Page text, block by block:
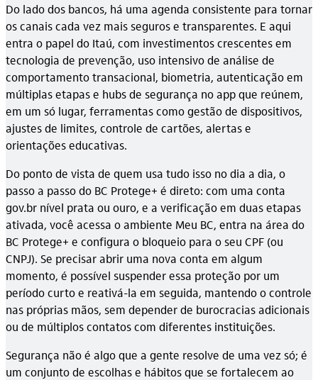
Do lado dos bancos, há uma agenda consistente para tornar
os canais cada vez mais seguros e transparentes. E aqui
entra o papel do Itaú, com investimentos crescentes em
tecnologia de prevenção, uso intensivo de análise de
comportamento transacional, biometria, autenticação em
múltiplas etapas e hubs de segurança no app que reúnem,
em um só lugar, ferramentas como gestão de dispositivos,
ajustes de limites, controle de cartões, alertas e
orientações educativas.
Do ponto de vista de quem usa tudo isso no dia a dia, o
passo a passo do BC Protege+ é direto: com uma conta
gov.br nível prata ou ouro, e a verificação em duas etapas
ativada, você acessa o ambiente Meu BC, entra na área do
BC Protege+ e configura o bloqueio para o seu CPF (ou
CNPJ). Se precisar abrir uma nova conta em algum
momento, é possível suspender essa proteção por um
período curto e reativá-la em seguida, mantendo o controle
nas próprias mãos, sem depender de burocracias adicionais
ou de múltiplos contatos com diferentes instituições.
Segurança não é algo que a gente resolve de uma vez só; é
um conjunto de escolhas e hábitos que se fortalecem ao